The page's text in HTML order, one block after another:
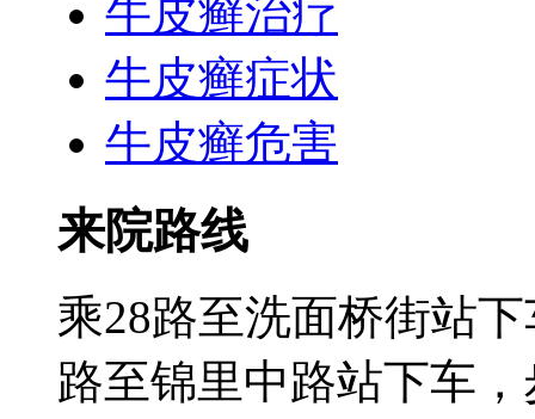
牛皮癣治疗
牛皮癣症状
牛皮癣危害
来院路线
乘28路至洗面桥街站
路至锦里中路站下车